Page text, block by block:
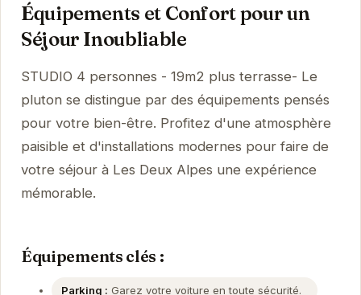
Équipements et Confort pour un
Séjour Inoubliable
STUDIO 4 personnes - 19m2 plus terrasse- Le
pluton se distingue par des équipements pensés
pour votre bien-être. Profitez d'une atmosphère
paisible et d'installations modernes pour faire de
votre séjour à Les Deux Alpes une expérience
mémorable.
Équipements clés :
Parking : Garez votre voiture en toute sécurité.